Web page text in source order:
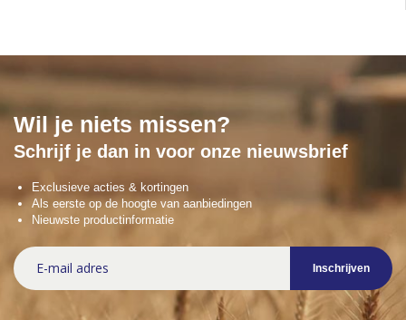
Wil je niets missen?
Schrijf je dan in voor onze nieuwsbrief
Exclusieve acties & kortingen
Als eerste op de hoogte van aanbiedingen
Nieuwste productinformatie
Abonneer
u
op
Inschrijven